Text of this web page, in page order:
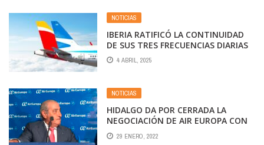
NOTICIAS
IBERIA RATIFICÓ LA CONTINUIDAD
DE SUS TRES FRECUENCIAS DIARIAS
A MADRID
4 ABRIL, 2025
NOTICIAS
HIDALGO DA POR CERRADA LA
NEGOCIACIÓN DE AIR EUROPA CON
IBERIA
29 ENERO, 2022